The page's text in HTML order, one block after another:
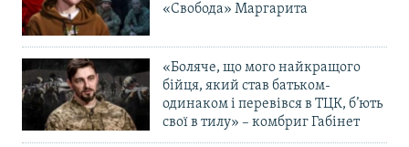
«Свобода» Маргарита
«Боляче, що мого найкращого
бійця, який став батьком-
одинаком і перевівся в ТЦК, б’ють
свої в тилу» – комбриг Габінет